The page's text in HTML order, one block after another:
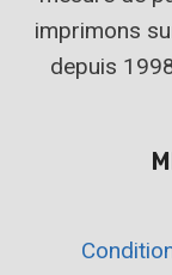
imprimons
depuis